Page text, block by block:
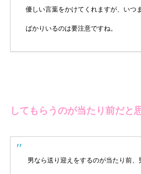
優しい言葉をかけてくれますが、いつ
ばかりいるのは要注意ですね。
してもらうのが当たり前だと
男なら送り迎えをするのが当たり前、